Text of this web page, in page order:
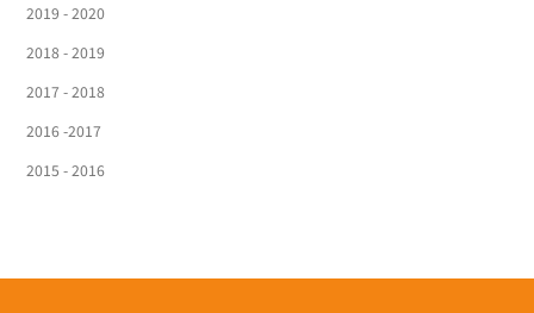
2019 - 2020
2018 - 2019
2017 - 2018
2016 -2017
2015 - 2016